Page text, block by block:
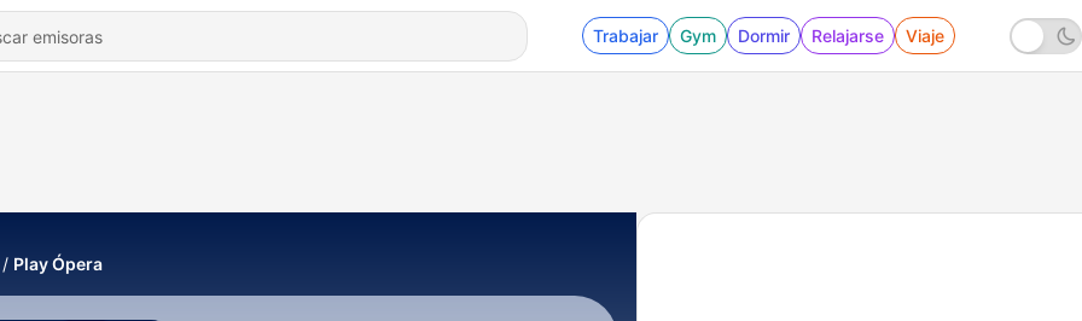
Trabajar Gym Dormir Relajarse Viaje
Play Ópera